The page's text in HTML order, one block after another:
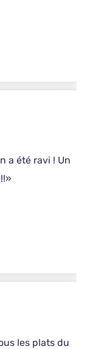
a été ravi ! Un
les plats du